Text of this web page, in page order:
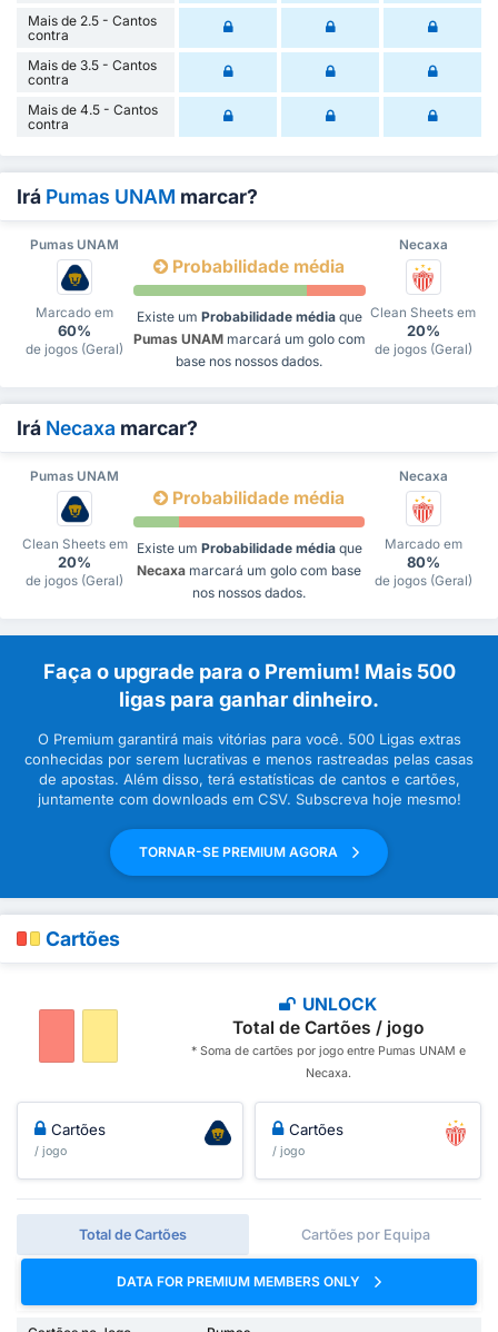
Mais de 2.5 - Cantos
contra
Mais de 3.5 - Cantos
contra
Mais de 4.5 - Cantos
contra
Irá Pumas UNAM marcar?
Pumas UNAM Necaxa
Marcado em
60%
de jogos (Geral)
Probabilidade média
Existe um Probabilidade médiaque
Pumas UNAMmarcará um golo com
base nos nossos dados.
Clean Sheets em
20%
de jogos (Geral)
Irá Necaxa marcar?
Pumas UNAM Necaxa
Clean Sheets em
20%
de jogos (Geral)
Probabilidade média
Existe um Probabilidade médiaque
Necaxa marcará um golo com base
nos nossos dados.
Marcado em
80%
de jogos (Geral)
Faça o upgrade para o Premium! Mais 500
ligas para ganhar dinheiro.
O Premium garantirá mais vitórias para você. 500 Ligas extras
conhecidas por serem lucrativas e menos rastreadas pelas casas
de apostas. Além disso, terá estatísticas de cantos e cartões,
juntamente com downloads em CSV. Subscreva hoje mesmo!
TORNAR-SE PREMIUM AGORA
Cartões
UNLOCK
Total de Cartões / jogo
* Soma de cartões por jogo entre Pumas UNAM e
Necaxa.
Cartões
/ jogo
Cartões
/ jogo
Total de Cartões Cartões por Equipa
DATA FOR PREMIUM MEMBERS ONLY